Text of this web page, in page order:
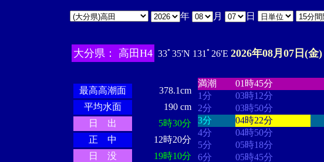
年 月 日
大分県： 高田H4 33ﾟ35'N 131ﾟ26'E 2026年08月07日(金)
最高高潮面
378.1cm
平均水面
190 cm
日 出
5時30分
正 中
12時20分
日 没
19時10分
満潮
01時45分
1分
03時12分
2分
03時50分
3分
04時22分
4分
04時50分
5分
05時18分
6分
05時45分